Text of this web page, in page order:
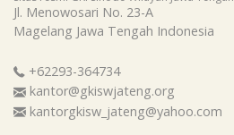
Jl. Menowosari No. 23-A
Magelang Jawa Tengah Indonesia
+62293-364734
kantor@gkiswjateng.org
kantorgkisw_jateng@yahoo.com